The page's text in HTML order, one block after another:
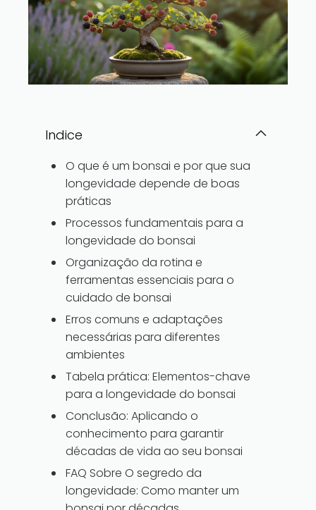
Indice
O que é um bonsai e por que sua
longevidade depende de boas
práticas
Processos fundamentais para a
longevidade do bonsai
Organização da rotina e
ferramentas essenciais para o
cuidado de bonsai
Erros comuns e adaptações
necessárias para diferentes
ambientes
Tabela prática: Elementos-chave
para a longevidade do bonsai
Conclusão: Aplicando o
conhecimento para garantir
décadas de vida ao seu bonsai
FAQ Sobre O segredo da
longevidade: Como manter um